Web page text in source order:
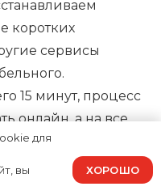
коротких
сервисы
15 минут, процесс
онлайн, а на все
в
нашу
для
вы
ХОРОШО